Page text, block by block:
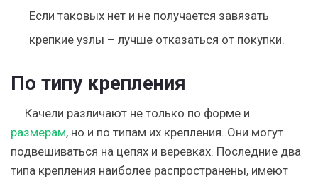
Если таковых нет и не получается завязать
крепкие узлы – лучше отказаться от покупки.
По типу крепления
Качели различают не только по форме и
размерам, но и по типам их крепления..Они могут
подвешиваться на цепях и веревках. Последние два
типа крепления наиболее распространены, имеют